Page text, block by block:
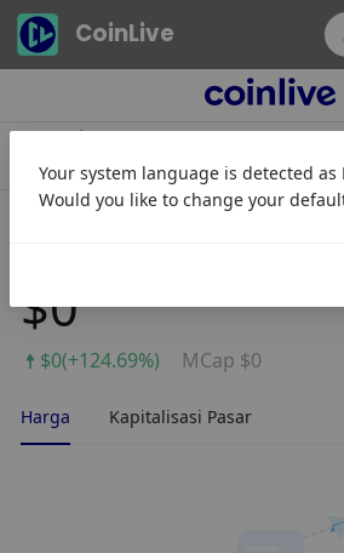
CoinLive
0.68%
$0
$0(+124.69%) MCap $0
Harga Kapitalisasi Pasar
Your system language is detected as
Would you like to change your